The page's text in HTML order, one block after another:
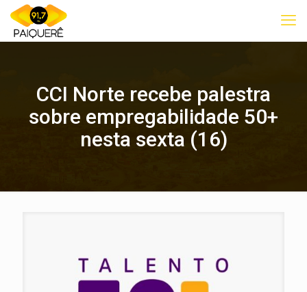
CCI Norte recebe palestra
sobre empregabilidade 50+
nesta sexta (16)